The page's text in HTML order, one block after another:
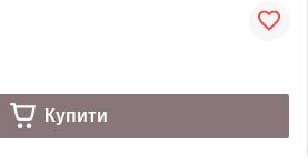
Купити